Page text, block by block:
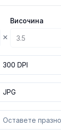
×
Височина
300 DPI
JPG